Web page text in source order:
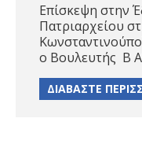
Επίσκεψη στην
Πατριαρχείου
ο Βουλευτής Β
ΔΙΑΒΑΣΤΕ